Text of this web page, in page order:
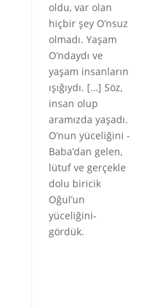
oldu, var olan
hiçbir şey O’nsuz
olmadı. Yaşam
O’ndaydı ve
yaşam insanların
ışığıydı. […] Söz,
insan olup
aramızda yaşadı.
O’nun yüceliğini -
Baba’dan gelen,
lütuf ve gerçekle
dolu biricik
Oğul’un
yüceliğini-
gördük.